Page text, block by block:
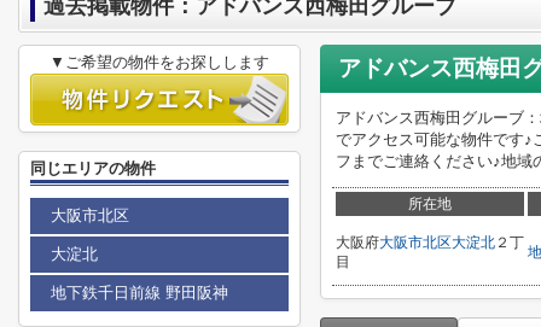
過去掲載物件：アドバンス西梅田グルーブ
アドバンス西梅田
アドバンス西梅田グルーブ
でアクセス可能な物件です♪
フまでご連絡ください♪地域
所在地
大阪府大阪市北区大淀北 ２丁
目
▼ご希望の物件をお探しします
同じエリアの物件
大阪市北区
大淀北
地下鉄千日前線 野田阪神